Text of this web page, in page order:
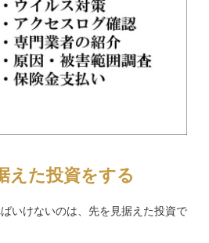
えた投資をする
いけないのは、先を見据えた投資で